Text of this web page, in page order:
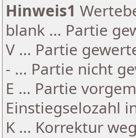
Hinweis1
blank ... Partie
V ... Partie
- ... Partie nicht
E ... Partie
Einstiegselozahl
K ... Korrektur